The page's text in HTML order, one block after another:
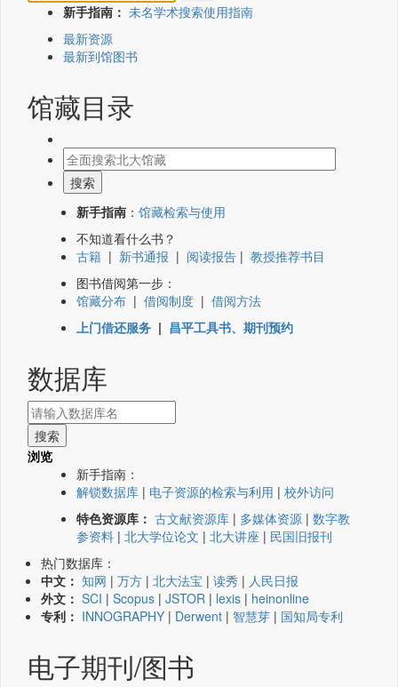
新手指南： 未名学术搜索使用指南
最新资源
最新到馆图书
馆藏目录
新手指南 ： 馆藏检索与使用
不知道看什么书？
古籍 | 新书通报 | 阅读报告 | 教授推荐书目
图书借阅第一步：
馆藏分布 | 借阅制度 | 借阅方法
上门借还服务 | 昌平工具书、期刊预约
数据库
浏览
新手指南：
解锁数据库 | 电子资源的检索与利用 | 校外访问
特色资源库： 古文献资源库 | 多媒体资源 | 数字教
参资料 | 北大学位论文 | 北大讲座 | 民国旧报刊
热门数据库：
中文： 知网 | 万方 | 北大法宝 | 读秀 | 人民日报
外文： SCI | Scopus | JSTOR | lexis | heinonline
专利： INNOGRAPHY | Derwent | 智慧芽 | 国知局专利
电子期刊/图书